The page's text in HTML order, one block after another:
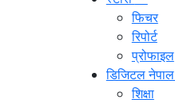
फिचर
रिपोर्ट
प्रोफाइल
डिजिटल नेपाल
शिक्षा